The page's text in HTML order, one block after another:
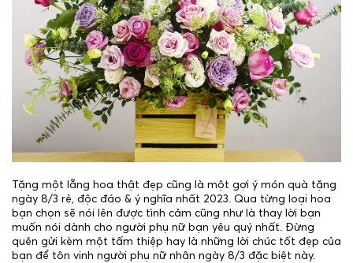
Tặng một lẵng hoa thật đẹp cũng là một gợi ý món quà tặng
ngày 8/3 rẻ, độc đáo & ý nghĩa nhất 2023. Qua từng loại hoa
bạn chọn sẽ nói lên được tình cảm cũng như là thay lời bạn
muốn nói dành cho người phụ nữ bạn yêu quý nhất. Đừng
quên gửi kèm một tấm thiệp hay là những lời chúc tốt đẹp của
bạn để tôn vinh người phụ nữ nhân ngày 8/3 đặc biệt này.